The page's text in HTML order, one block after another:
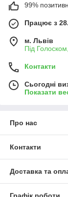
99%
Працює з
м. Львів
Під
Контакти
Сьогодні
Показати
Про нас
Контакти
Доставка та